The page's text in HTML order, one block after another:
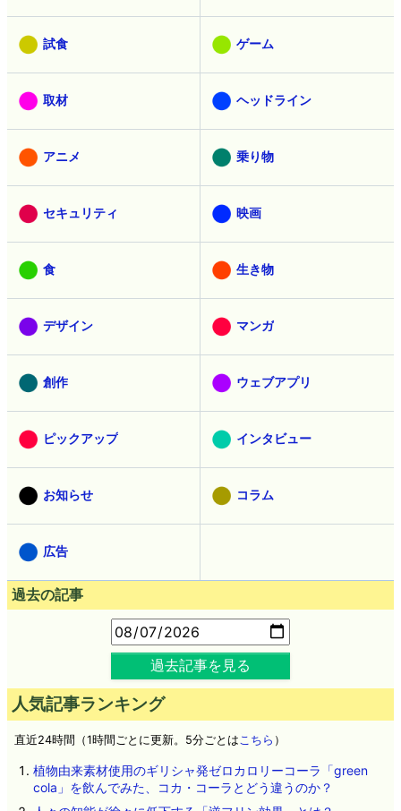
試食 ゲーム
取材 ヘッドライン
アニメ 乗り物
セキュリティ 映画
食 生き物
デザイン マンガ
創作 ウェブアプリ
ピックアップ インタビュー
お知らせ コラム
広告
過去の記事
過去記事を見る
人気記事ランキング
直近24時間（1時間ごとに更新。5分ごとは こちら ）
植物由来素材使用のギリシャ発ゼロカロリーコーラ「green
cola」を飲んでみた、コカ・コーラとどう違うのか？